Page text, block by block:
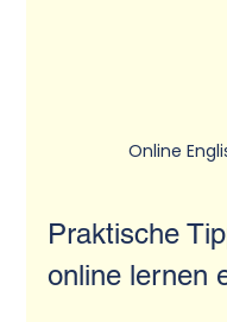
Online
Praktische
online lernen